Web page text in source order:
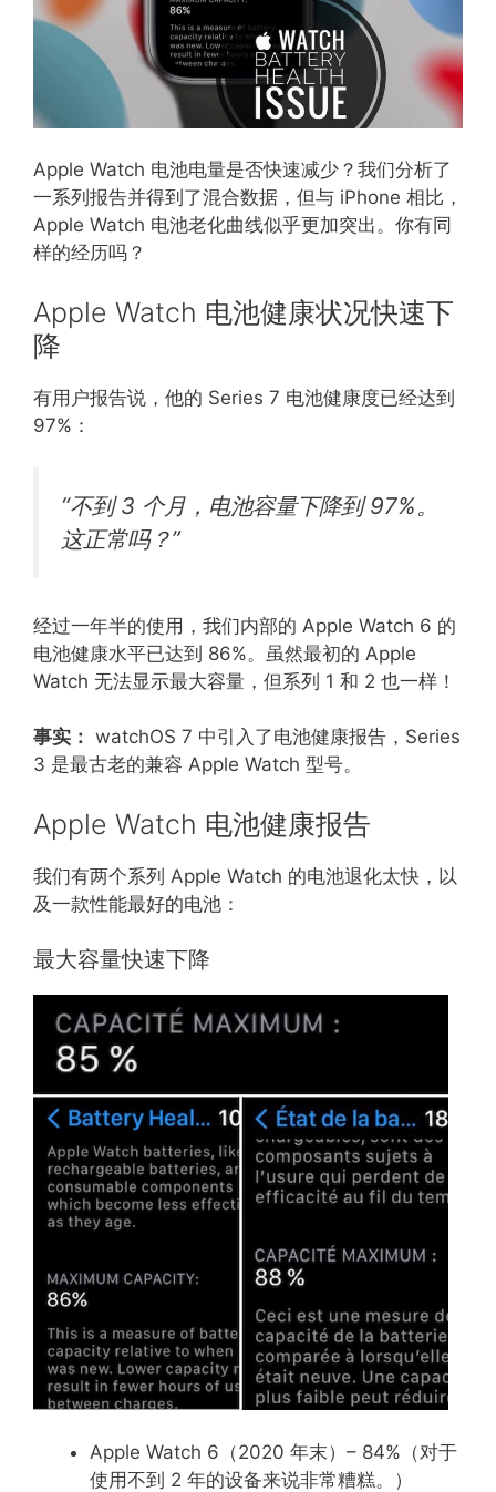
Apple Watch 电池电量是否快速减少？我们分析了
一系列报告并得到了混合数据，但与 iPhone 相比，
Apple Watch 电池老化曲线似乎更加突出。你有同
样的经历吗？
Apple Watch 电池健康状况快速下
降
有用户报告说，他的 Series 7 电池健康度已经达到
97%：
“不到 3 个月，电池容量下降到 97%。
这正常吗？”
经过一年半的使用，我们内部的 Apple Watch 6 的
电池健康水平已达到 86%。虽然最初的 Apple
Watch 无法显示最大容量，但系列 1 和 2 也一样！
事实： watchOS 7 中引入了电池健康报告，Series
3 是最古老的兼容 Apple Watch 型号。
Apple Watch 电池健康报告
我们有两个系列 Apple Watch 的电池退化太快，以
及一款性能最好的电池：
最大容量快速下降
Apple Watch 6（2020 年末）– 84%（对于
使用不到 2 年的设备来说非常糟糕。）